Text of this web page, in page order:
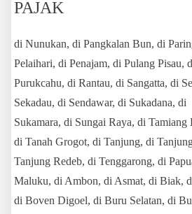
PAJAK
di Nunukan, di Pangkalan Bun, di
Pelaihari, di Penajam, di Pulang Pisau,
Purukcahu, di Rantau, di Sangatta, di
Sekadau, di Sendawar, di Sukadana, di
Sukamara, di Sungai Raya, di Tamiang
di Tanah Grogot, di Tanjung, di
Tanjung Redeb, di Tenggarong, di
Maluku, di Ambon, di Asmat, di Biak,
di Boven Digoel, di Buru Selatan, di